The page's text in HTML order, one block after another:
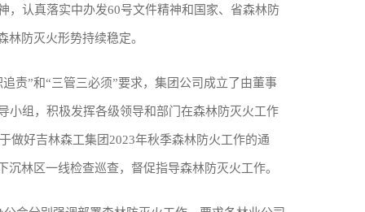
认真落实中办发60号文件精神和国家、省森林防
防灭火形势持续稳定。
”和“三管三必须”要求，集团公司成立了由董事
小组，积极发挥各级领导和部门在森林防灭火工作
做好吉林森工集团2023年秋季森林防火工作的通
林区一线检查巡查，督促指导森林防灭火工作。